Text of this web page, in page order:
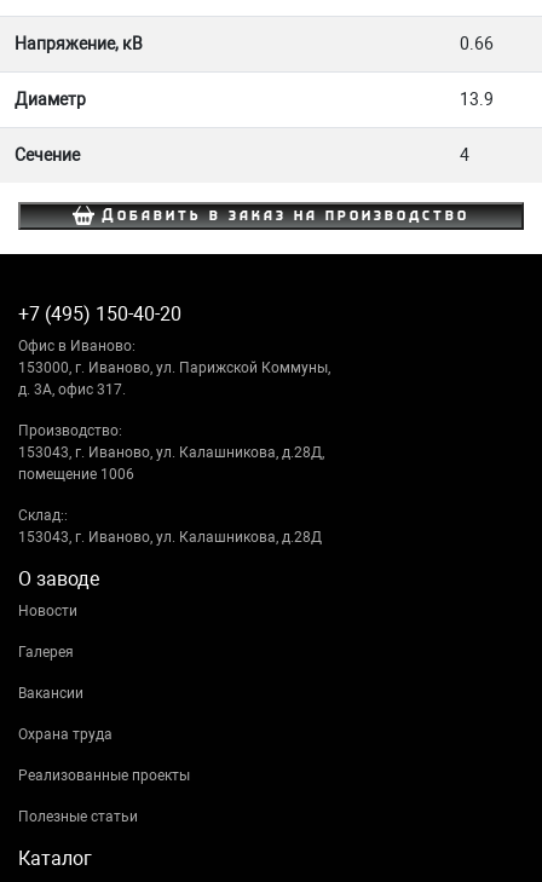
Напряжение, кВ 0.66
Диаметр 13.9
Сечение 4
Добавить в заказ на производство
+7 (495) 150-40-20
Офис в Иваново:
153000, г. Иваново, ул. Парижской Коммуны,
д. 3А, офис 317.
Производство:
153043, г. Иваново, ул. Калашникова, д.28Д,
помещение 1006
Склад::
153043, г. Иваново, ул. Калашникова, д.28Д
О заводе
Новости
Галерея
Вакансии
Охрана труда
Реализованные проекты
Полезные статьи
Каталог